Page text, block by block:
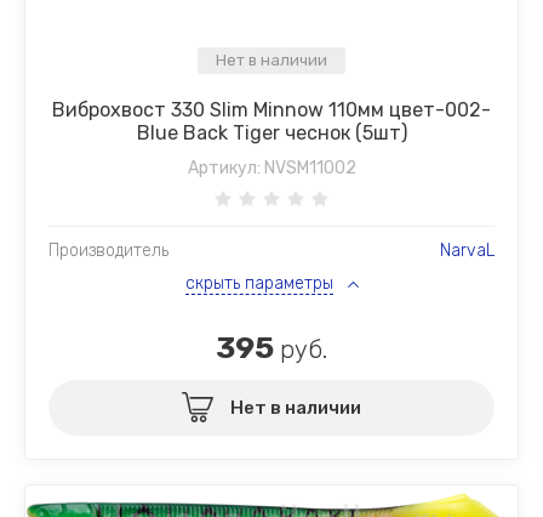
Нет в наличии
Виброхвост 330 Slim Minnow 110мм цвет-002-
Blue Back Tiger чеснок (5шт)
Артикул: NVSM11002
Производитель
NarvaL
скрыть параметры
395 руб.
Нет в наличии